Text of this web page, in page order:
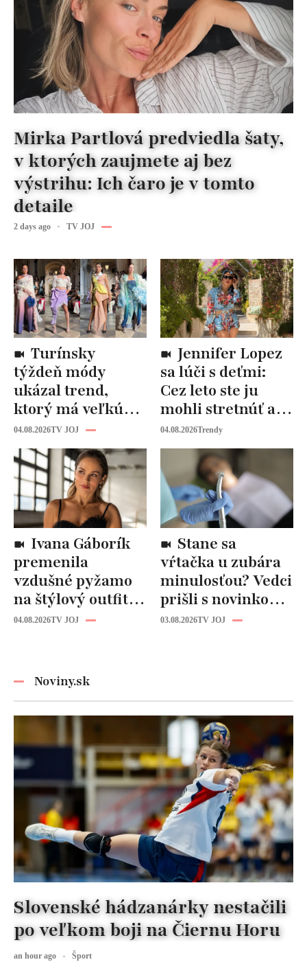
Mirka Partlová predviedla šaty,
v ktorých zaujmete aj bez
výstrihu: Ich čaro je v tomto
detaile
2 days ago TV JOJ
týždeň módy
ukázal trend,
ktorý má veľkú
budúcnosť: Počuli
ste už o tomto
materiáli?
04.08.2026TV JOJ
sa lúči s deťmi:
Cez leto ste ju
mohli stretnúť aj
vy!
04.08.2026Trendy
premenila
vzdušné pyžamo
na štýlový outfit:
Tento trik vás
04.08.2026TV JOJ
vŕtačka u zubára
minulosťou? Vedci
prišli s novinkou,
ktorá by mohla
03.08.2026TV JOJ
Noviny.sk
Slovenské hádzanárky nestačili
po veľkom boji na Čiernu Horu
an hour ago Šport